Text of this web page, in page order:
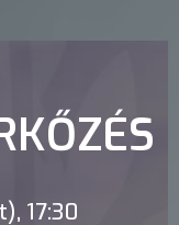
17:30